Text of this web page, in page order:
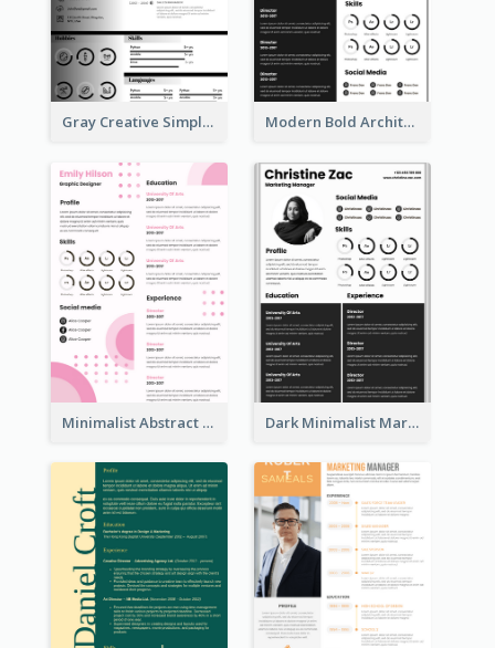
Gray Creative Simple Resume Modern Bold Architect Resume
Minimalist Abstract Pink Resume Dark Minimalist Marketing Manager Resume